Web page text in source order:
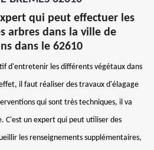
qui peut effectuer les
arbres dans la ville de
dans le 62610
d'entretenir les différents végétaux dans
il faut réaliser des travaux d'élagage
qui sont très techniques, il va
C'est un expert qui peut utiliser des
les renseignements supplémentaires,